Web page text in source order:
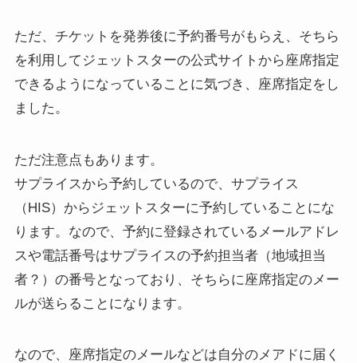
ただ、チケットを発券後に予約番号がもらえ、そちら
を利用してジェットスターの公式サイトから座席指定
できるようになっていることに気づき、座席指定をし
ました。
ただ注意点もあります。
サプライスから予約しているので、サプライス
（HIS）からジェットスターに予約していることにな
ります。なので、 予約に登録されているメールアドレ
スや電話番号はサプライスの予約担当者（地域担当
者？）の番号となっており、そちらに座席指定のメー
ルが送らることになります。
なので、座席指定のメールなどは自分のメアドに届く